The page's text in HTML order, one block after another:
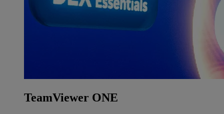
TeamViewer ONE